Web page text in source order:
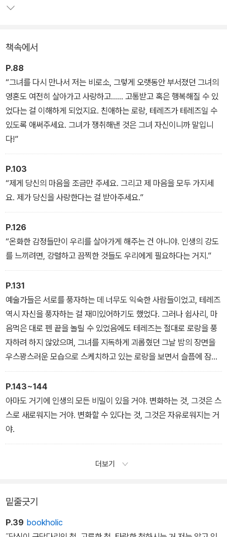
출간한 《세기아의 고백》에 이어 또 한 번 프랑스 문단에 커다란 스캔
책속에서
P.88
“그녀를 다시 만나서 저는 비로소, 그렇게 오랫동안 부서졌던 그녀의
영혼도 여전히 살아가고 사랑하고…… 고통받고 혹은 행복해질 수 있
었다는 걸 이해하게 되었지요. 친애하는 로랑, 테레즈가 테레즈일 수
있도록 애써주세요. 그녀가 쟁취해낸 것은 그녀 자신이니까 말입니
다!”
P.103
“제게 당신의 마음을 조금만 주세요. 그리고 제 마음을 모두 가지세
요. 제가 당신을 사랑한다는 걸 받아주세요.”
P.126
“온화한 감정들만이 우리를 살아가게 해주는 건 아니야. 인생의 강도
를 느끼려면, 강렬하고 끔찍한 것들도 우리에게 필요하다는 거지.”
P.131
예술가들은 서로를 풍자하는 데 너무도 익숙한 사람들이었고, 테레즈
역시 자신을 풍자하는 걸 재미있어하기도 했었다. 그러나 쉽사리, 마
음먹은 대로 펜 끝을 놀릴 수 있었음에도 테레즈는 절대로 로랑을 풍
자하려 하지 않았으며, 그녀를 지독하게 괴롭혔던 그날 밤의 장면을
우스꽝스러운 모습으로 스케치하고 있는 로랑을 보면서 슬픔에 잠겼
다. 영혼의 어떤 고통은 그녀에게는 절대로 우스꽝스러운 모습을 가
질 수 없는 것으로 비쳤다.
P.143~144
아마도 거기에 인생의 모든 비밀이 있을 거야. 변화하는 것, 그것은 스
스로 새로워지는 거야. 변화할 수 있다는 것, 그것은 자유로워지는 거
야.
더보기
밑줄긋기
P.39 bookholic